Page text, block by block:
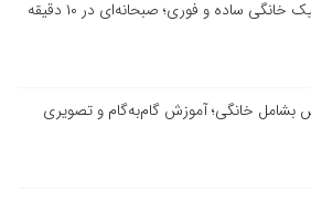
خانگی ساده و فوری؛ صبحانه‌ای در ۱۰ دقیقه
بشامل خانگی؛ آموزش گام‌به‌گام و تصویری